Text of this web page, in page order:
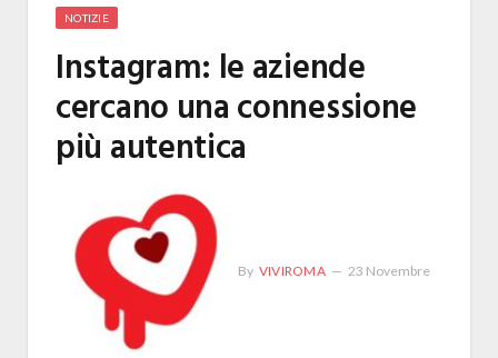
NOTIZIE
Instagram: le aziende
cercano una connessione
più autentica
By VIVIROMA 23 Novembre